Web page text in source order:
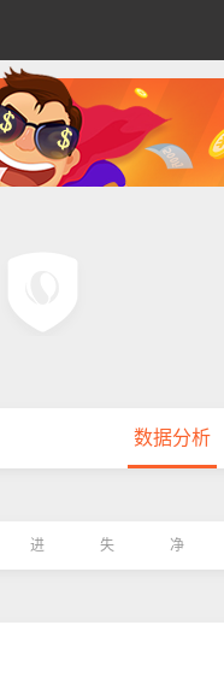
数据分析
进 失 净